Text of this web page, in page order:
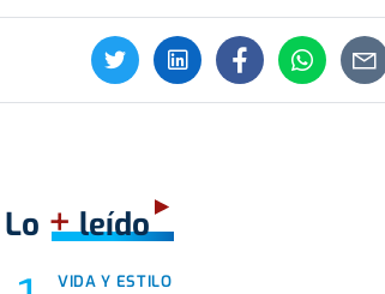
Lo +leído
VIDA Y ESTILO